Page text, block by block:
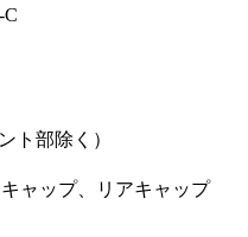
ト部除く）
ャップ、リアキャップ